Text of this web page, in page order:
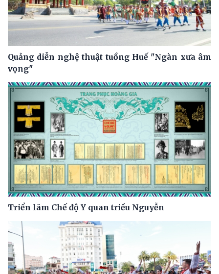
Quảng diễn nghệ thuật tuồng Huế "Ngàn xưa âm
vọng"
Triển lãm Chế độ Y quan triều Nguyễn